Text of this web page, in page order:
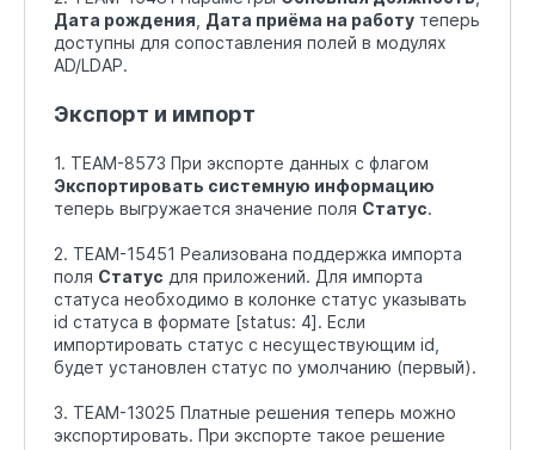
Дата рождения Дата приёма на работу теперь
доступны для сопоставления полей в модулях
AD/LDAP.
Экспорт и импорт
1. TEAM-8573 При экспорте данных с флагом
Экспортировать системную информацию
теперь выгружается значение поля Статус.
2. TEAM-15451 Реализована поддержка импорта
поля Статус для приложений. Для импорта
статуса необходимо в колонке статус указывать
id статуса в формате [status: 4]. Если
импортировать статус с несуществующим id,
будет установлен статус по умолчанию (первый).
3. TEAM-13025 Платные решения теперь можно
экспортировать. При экспорте такое решение